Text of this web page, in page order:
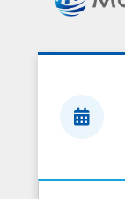
を
る
ん
料